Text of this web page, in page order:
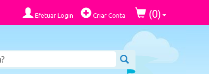
Efetuar Login Criar Conta (0)